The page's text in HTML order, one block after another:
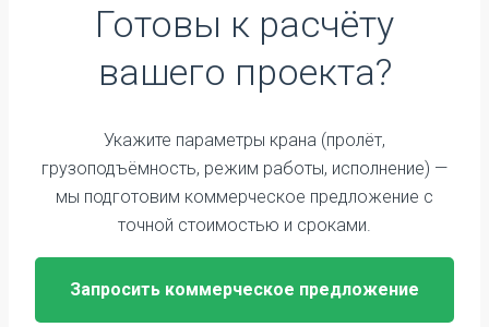
Готовы к расчёту
вашего проекта?
Укажите параметры крана (пролёт,
грузоподъёмность, режим работы, исполнение) —
мы подготовим коммерческое предложение с
точной стоимостью и сроками.
Запросить коммерческое предложение